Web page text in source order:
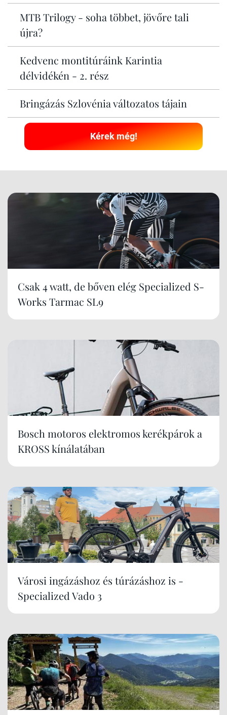
MTB Trilogy - soha többet, jövőre tali
újra?
Kedvenc montitúráink Karintia
délvidékén - 2. rész
Bringázás Szlovénia változatos tájain
Kérek még!
Csak 4 watt, de bőven elég Specialized S-
Works Tarmac SL9
Bosch motoros elektromos kerékpárok a
KROSS kínálatában
Városi ingázáshoz és túrázáshoz is -
Specialized Vado 3